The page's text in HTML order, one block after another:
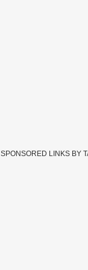
SPONSORED LINKS BY